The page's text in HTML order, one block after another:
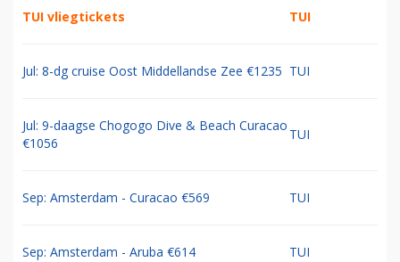
TUI vliegtickets TUI
Jul: 8-dg cruise Oost Middellandse Zee €1235 TUI
Jul: 9-daagse Chogogo Dive & Beach Curacao
€1056
TUI
Sep: Amsterdam - Curacao €569 TUI
Sep: Amsterdam - Aruba €614 TUI